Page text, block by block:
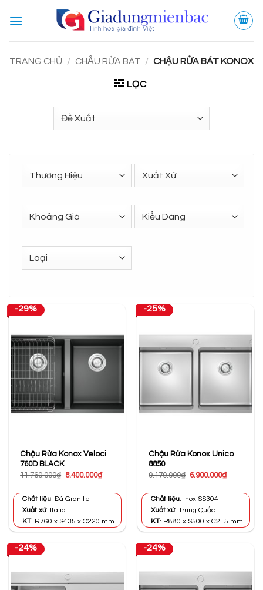
qua
TRANG CHỦ / CHẬU RỬA BÁT / CHẬU RỬA BÁT KONOX
LỌC
-29%
Chậu Rửa Konox Veloci
760D BLACK
11.760.000₫ Giá
11.760.000₫.
8.400.000₫Giá
Chất liệu: Đá Granite
Xuất xứ: Italia
KT: R760 x S435 x C220 mm
-25%
Chậu Rửa Konox Unico
8850
9.170.000₫ Giá
9.170.000₫.
6.900.000₫Giá
Chất liệu: Inox SS304
Xuất xứ: Trung Quốc
KT: R880 x S500 x C215 mm
-24% -24%